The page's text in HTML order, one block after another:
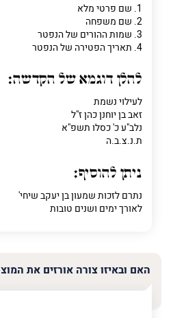
1. שם פרטי מלא
2. שם משפחה
3. שמות ההורים של הנפטר
4. תאריך הפטירה של הנפטר
להלן דוגמא של הקדשה:
לעילוי נשמת
זאב בן יוחנן כהן ז"ל
נלב"ע כ' כסלו תשפ"א
ת.נ.צ.ב.ה
ניתן להוסיף:
נתרם לזכות שמעון בן יעקב שיחי'
לאורך ימים ושנים טובות
האם ובאיזו צורה אורזים את